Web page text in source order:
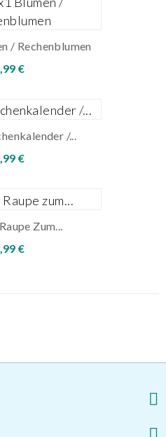
/ Rechenblumen
€
/...
€
Zum...
€